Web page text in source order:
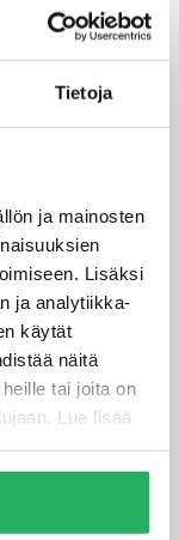
Tietoja
ja mainosten
Lisäksi
ja analytiikka-
käytät
näitä
tai joita on
Lue lisää
ei riitä
Myös laajat
vauriot
on
vaurioitunut,
pysyvästi.
tai